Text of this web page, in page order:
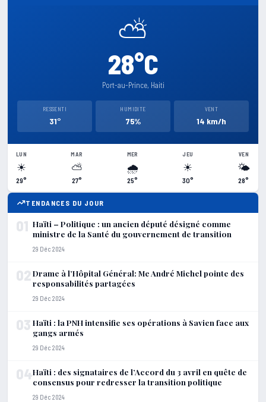
⛅
28°C
Port-au-Prince, Haiti
RESSENTI
31°
HUMIDITE
75%
VENT
14 km/h
LUN
☀
29°
MAR
⛅
27°
MER
🌧
25°
JEU
☀
30°
VEN
🌤
28°
TENDANCES DU JOUR
01 Haïti – Politique : un ancien député désigné comme
ministre de la Santé du gouvernement de transition
29 Déc 2024
02Drame à l’Hôpital Général: Me André Michel pointe des
responsabilités partagées
29 Déc 2024
03 Haïti : la PNH intensifie ses opérations à Savien face aux
gangs armés
29 Déc 2024
04Haïti : des signataires de l’Accord du 3 avril en quête de
consensus pour redresser la transition politique
29 Déc 2024